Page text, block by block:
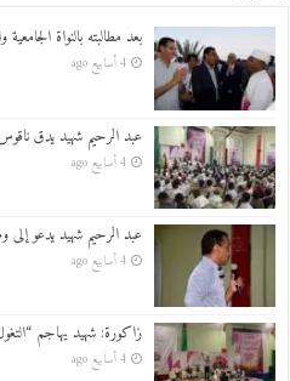
بعد مطالبته بالنواة
4 أسابيع ago
عبد الرحيم شهيد يدق
4 أسابيع ago
عبد الرحيم شهيد يدعو
4 أسابيع ago
زاكورة: شهيد يهاجم
4 أسابيع ago